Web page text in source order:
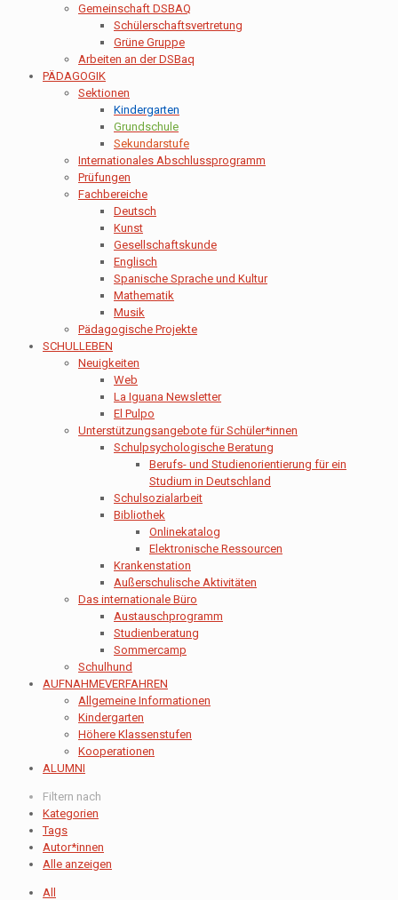
Gemeinschaft DSBAQ
Schülerschaftsvertretung
Grüne Gruppe
Arbeiten an der DSBaq
PÄDAGOGIK
Sektionen
Kindergarten
Grundschule
Sekundarstufe
Internationales Abschlussprogramm
Prüfungen
Fachbereiche
Deutsch
Kunst
Gesellschaftskunde
Englisch
Spanische Sprache und Kultur
Mathematik
Musik
Pädagogische Projekte
SCHULLEBEN
Neuigkeiten
Web
La Iguana Newsletter
El Pulpo
Unterstützungsangebote für Schüler*innen
Schulpsychologische Beratung
Berufs- und Studienorientierung für ein
Studium in Deutschland
Schulsozialarbeit
Bibliothek
Onlinekatalog
Elektronische Ressourcen
Krankenstation
Außerschulische Aktivitäten
Das internationale Büro
Austauschprogramm
Studienberatung
Sommercamp
Schulhund
AUFNAHMEVERFAHREN
Allgemeine Informationen
Kindergarten
Höhere Klassenstufen
Kooperationen
ALUMNI
Filtern nach
Kategorien
Tags
Autor*innen
Alle anzeigen
All